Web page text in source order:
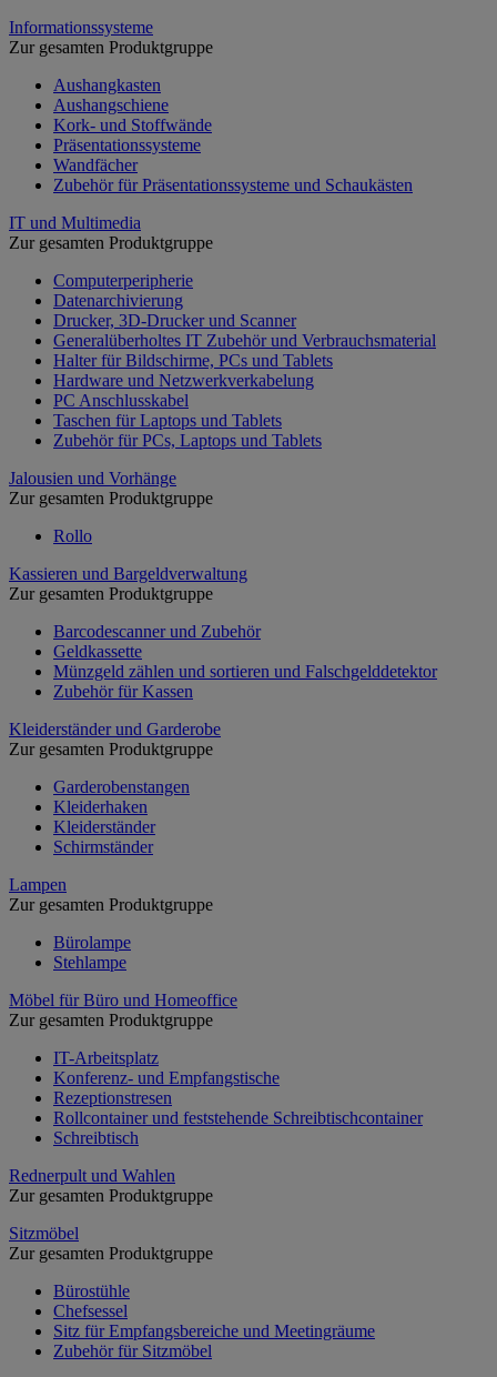
Informationssysteme
Zur gesamten Produktgruppe
Aushangkasten
Aushangschiene
Kork- und Stoffwände
Präsentationssysteme
Wandfächer
Zubehör für Präsentationssysteme und Schaukästen
IT und Multimedia
Zur gesamten Produktgruppe
Computerperipherie
Datenarchivierung
Drucker, 3D-Drucker und Scanner
Generalüberholtes IT Zubehör und Verbrauchsmaterial
Halter für Bildschirme, PCs und Tablets
Hardware und Netzwerkverkabelung
PC Anschlusskabel
Taschen für Laptops und Tablets
Zubehör für PCs, Laptops und Tablets
Jalousien und Vorhänge
Zur gesamten Produktgruppe
Rollo
Kassieren und Bargeldverwaltung
Zur gesamten Produktgruppe
Barcodescanner und Zubehör
Geldkassette
Münzgeld zählen und sortieren und Falschgelddetektor
Zubehör für Kassen
Kleiderständer und Garderobe
Zur gesamten Produktgruppe
Garderobenstangen
Kleiderhaken
Kleiderständer
Schirmständer
Lampen
Zur gesamten Produktgruppe
Bürolampe
Stehlampe
Möbel für Büro und Homeoffice
Zur gesamten Produktgruppe
IT-Arbeitsplatz
Konferenz- und Empfangstische
Rezeptionstresen
Rollcontainer und feststehende Schreibtischcontainer
Schreibtisch
Rednerpult und Wahlen
Zur gesamten Produktgruppe
Sitzmöbel
Zur gesamten Produktgruppe
Bürostühle
Chefsessel
Sitz für Empfangsbereiche und Meetingräume
Zubehör für Sitzmöbel